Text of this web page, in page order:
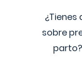
sobre